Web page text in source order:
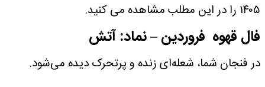
۱۴۰۵ را در این مطلب مشاهده می کنید.
فال قهوه فروردین – نماد: آتش
در فنجان شما، شعله‌ای زنده و پرتحرک دیده می‌شود.